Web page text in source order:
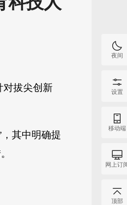
对拔尖创新
其中明确提
夜间
设置
移动端
网上订
顶部